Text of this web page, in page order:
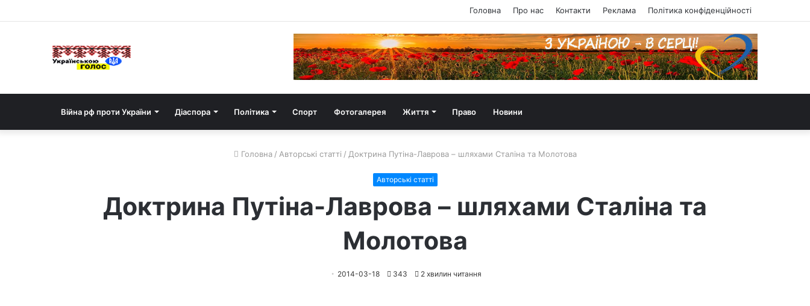
Головна Про нас Контакти Реклама Політика конфіденційності
Війна рф проти України Діаспора Політика Спорт Фотогалерея Життя Право Новини
Головна / Авторські статті / Доктрина Путіна-Лаврова – шляхами Сталіна та Молотова
Авторські статті
Доктрина Путіна-Лаврова – шляхами Сталіна та
Молотова
2014-03-18 343 2 хвилин читання